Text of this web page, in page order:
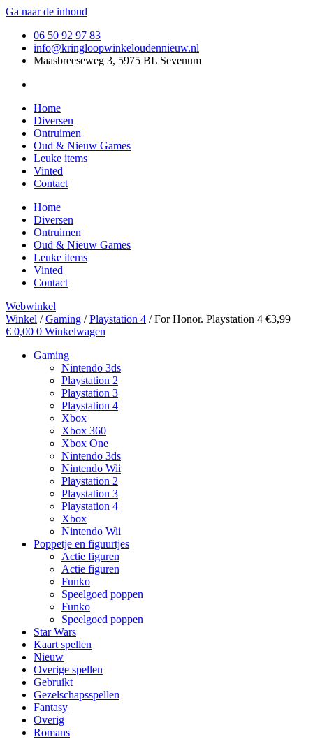
Ga naar de inhoud
06 50 92 97 83
info@kringloopwinkeloudennieuw.nl
Maasbreeseweg 3, 5975 BL Sevenum
Home
Diversen
Ontruimen
Oud & Nieuw Games
Leuke items
Vinted
Contact
Home
Diversen
Ontruimen
Oud & Nieuw Games
Leuke items
Vinted
Contact
Webwinkel
Winkel /Gaming /Playstation 4 / For Honor. Playstation 4 €3,99
€ 0,00 0 Winkelwagen
Gaming
Nintendo 3ds
Playstation 2
Playstation 3
Playstation 4
Xbox
Xbox 360
Xbox One
Nintendo 3ds
Nintendo Wii
Playstation 2
Playstation 3
Playstation 4
Xbox
Nintendo Wii
Poppetje en figuurtjes
Actie figuren
Actie figuren
Funko
Speelgoed poppen
Funko
Speelgoed poppen
Star Wars
Kaart spellen
Nieuw
Overige spellen
Gebruikt
Gezelschapsspellen
Fantasy
Overig
Romans